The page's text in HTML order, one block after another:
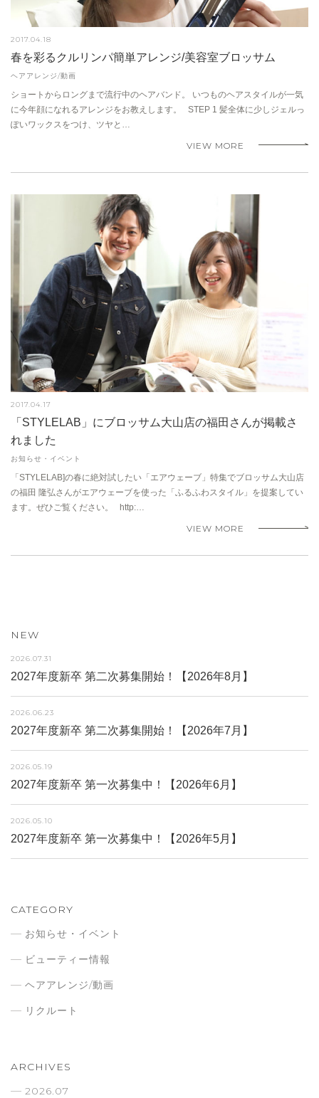
2017.04.18
春を彩るクルリンパ簡単アレンジ/美容室ブロッサム
ヘアアレンジ/動画
ショートからロングまで流行中のヘアバンド。 いつものヘアスタイルが一気
に今年顔になれるアレンジをお教えします。 STEP 1 髪全体に少しジェルっ
ぽいワックスをつけ、ツヤと…
VIEW MORE
2017.04.17
「STYLELAB」にブロッサム大山店の福田さんが掲載さ
れました
お知らせ・イベント
「STYLELAB]の春に絶対試したい「エアウェーブ」特集でブロッサム大山店
の福田 隆弘さんがエアウェーブを使った「ふるふわスタイル」を提案してい
ます。ぜひご覧ください。 http:…
VIEW MORE
NEW
2026.07.31
2027年度新卒 第二次募集開始！【2026年8月】
2026.06.23
2027年度新卒 第二次募集開始！【2026年7月】
2026.05.19
2027年度新卒 第一次募集中！【2026年6月】
2026.05.10
2027年度新卒 第一次募集中！【2026年5月】
CATEGORY
お知らせ・イベント
ビューティー情報
ヘアアレンジ/動画
リクルート
ARCHIVES
2026.07